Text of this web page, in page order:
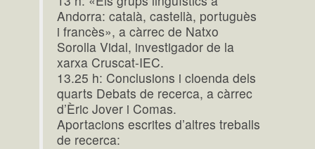
Andorra: català, castellà, portuguès
i francès», a càrrec de Natxo
Sorolla Vidal, investigador de la
xarxa Cruscat-IEC.
13.25 h: Conclusions i cloenda dels
quarts Debats de recerca, a càrrec
d’Èric Jover i Comas.
Aportacions escrites d’altres treballs
de recerca: